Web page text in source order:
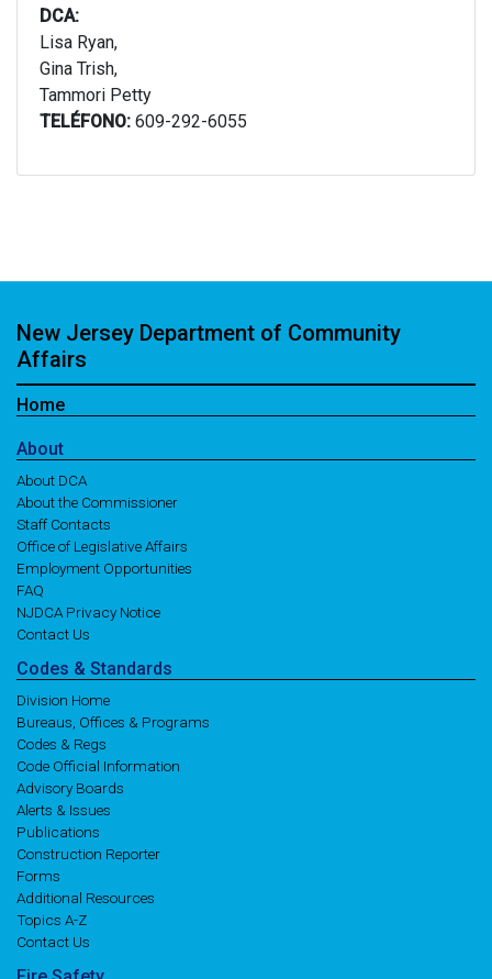
DCA:
Lisa Ryan,
Gina Trish,
Tammori Petty
TELÉFONO: 609-292-6055
New Jersey Department of Community
Affairs
Home
About
About DCA
About the Commissioner
Staff Contacts
Office of Legislative Affairs
Employment Opportunities
FAQ
NJDCA Privacy Notice
Contact Us
Codes & Standards
Division Home
Bureaus, Offices & Programs
Codes & Regs
Code Official Information
Advisory Boards
Alerts & Issues
Publications
Construction Reporter
Forms
Additional Resources
Topics A-Z
Contact Us